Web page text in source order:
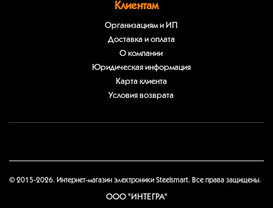
Клиентам
Организациям и ИП
Доставка и оплата
О компании
Юридическая информация
Карта клиента
Условия возврата
© 2015-2026. Интернет-магазин электроники Steelsmart. Все права защищены.
ООО "ИНТЕГРА"